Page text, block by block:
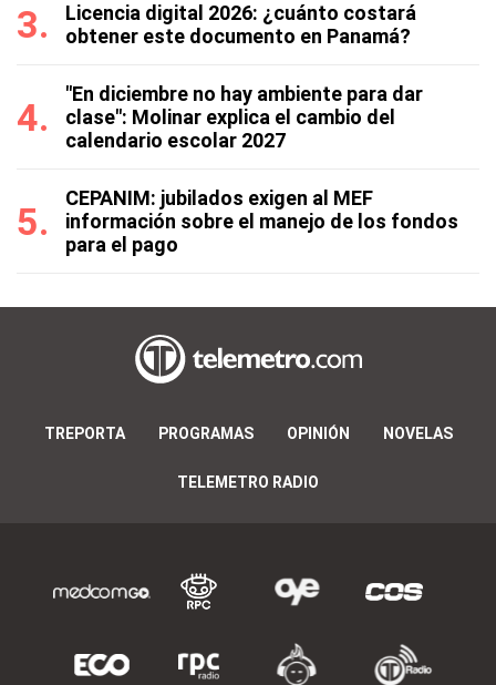
Licencia digital 2026: ¿cuánto costará
obtener este documento en Panamá?
"En diciembre no hay ambiente para dar
clase": Molinar explica el cambio del
calendario escolar 2027
CEPANIM: jubilados exigen al MEF
información sobre el manejo de los fondos
para el pago
TREPORTA PROGRAMAS OPINIÓN NOVELAS
TELEMETRO RADIO